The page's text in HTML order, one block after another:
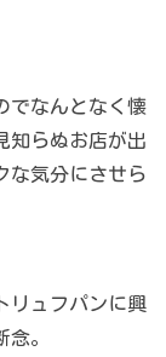
でなんとなく懐
知らぬお店が出
な気分にさせら
リュフパンに興
。